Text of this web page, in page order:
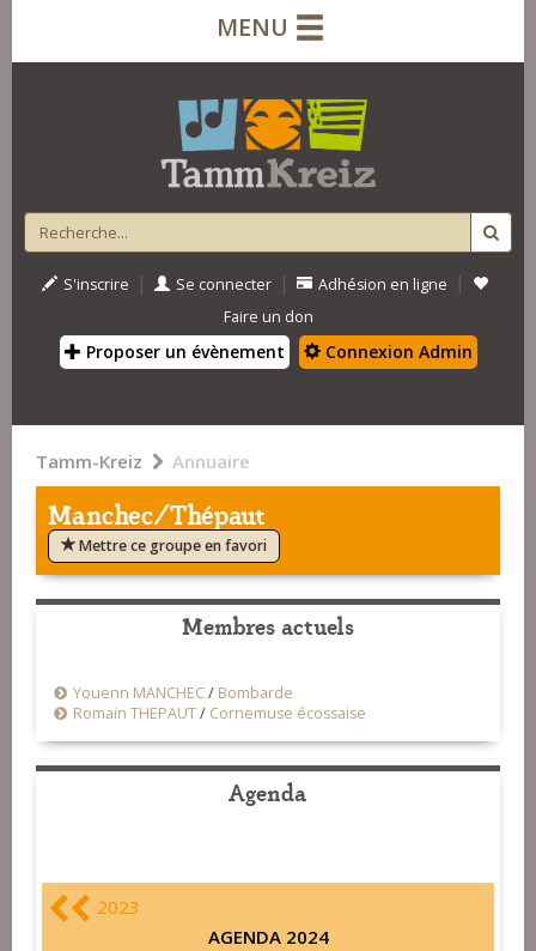
MENU
S'inscrire | Se connecter | Adhésion en ligne |
Faire un don
Proposer un évènement Connexion Admin
Tamm-Kreiz Annuaire
Manchec/Thépaut
Mettre ce groupe en favori
Membres actuels
Youenn MANCHEC/ Bombarde
Romain THEPAUT/ Cornemuse écossaise
Agenda
2023
AGENDA 2024